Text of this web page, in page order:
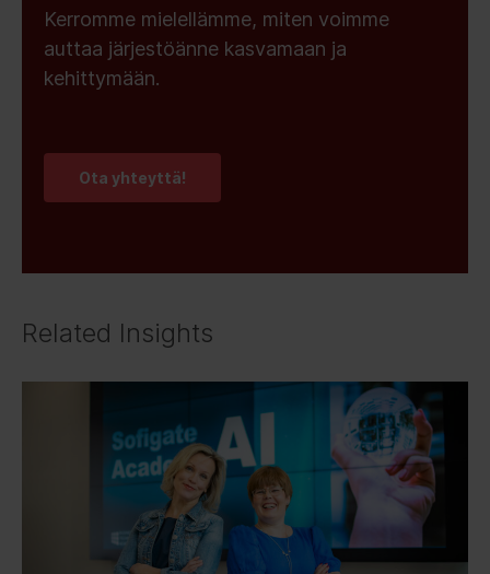
Kerromme mielellämme, miten voimme
auttaa järjestöänne kasvamaan ja
kehittymään.
Ota yhteyttä!
Related Insights